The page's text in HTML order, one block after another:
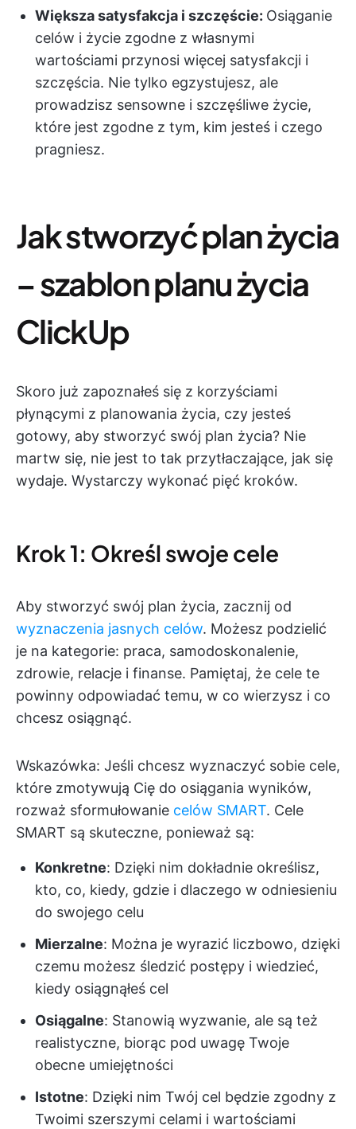
Większa satysfakcja i szczęście: Osiąganie
celów i życie zgodne z własnymi
wartościami przynosi więcej satysfakcji i
szczęścia. Nie tylko egzystujesz, ale
prowadzisz sensowne i szczęśliwe życie,
które jest zgodne z tym, kim jesteś i czego
pragniesz.
Jak stworzyć plan życia
– szablon planu życia
ClickUp
Skoro już zapoznałeś się z korzyściami
płynącymi z planowania życia, czy jesteś
gotowy, aby stworzyć swój plan życia? Nie
martw się, nie jest to tak przytłaczające, jak się
wydaje. Wystarczy wykonać pięć kroków.
Krok 1: Określ swoje cele
Aby stworzyć swój plan życia, zacznij od
wyznaczenia jasnych celów. Możesz podzielić
je na kategorie: praca, samodoskonalenie,
zdrowie, relacje i finanse. Pamiętaj, że cele te
powinny odpowiadać temu, w co wierzysz i co
chcesz osiągnąć.
Wskazówka: Jeśli chcesz wyznaczyć sobie cele,
które zmotywują Cię do osiągania wyników,
rozważ sformułowanie celów SMART. Cele
SMART są skuteczne, ponieważ są:
Konkretne: Dzięki nim dokładnie określisz,
kto, co, kiedy, gdzie i dlaczego w odniesieniu
do swojego celu
Mierzalne: Można je wyrazić liczbowo, dzięki
czemu możesz śledzić postępy i wiedzieć,
kiedy osiągnąłeś cel
Osiągalne: Stanowią wyzwanie, ale są też
realistyczne, biorąc pod uwagę Twoje
obecne umiejętności
Istotne: Dzięki nim Twój cel będzie zgodny z
Twoimi szerszymi celami i wartościami